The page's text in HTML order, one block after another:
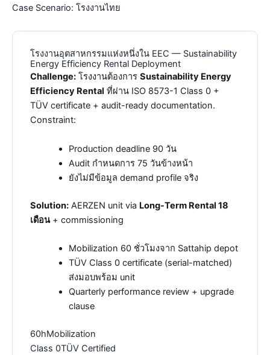
Case Scenario: โรงงานไทย
โรงงานอุตสาหกรรมแห่งหนึ่งใน EEC — Sustainability
Energy Efficiency Rental Deployment
Challenge: โรงงานต้องการSustainability Energy
Efficiency Rental ที่ผ่าน ISO 8573-1 Class 0 +
TÜV certificate + audit-ready documentation.
Constraint:
Production deadline 90 วัน
Audit กำหนดการ 75 วันข้างหน้า
ยังไม่มีข้อมูล demand profile จริง
Solution: AERZEN unit via Long-Term Rental 18
เดือน+ commissioning
Mobilization 60 ชั่วโมงจาก Sattahip depot
TÜV Class 0 certificate (serial-matched)
ส่งมอบพร้อม unit
Quarterly performance review + upgrade
clause
60hMobilization
Class 0TÜV Certified